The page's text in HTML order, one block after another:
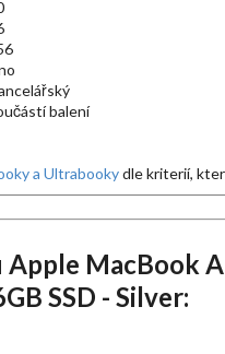
balení
a Ultrabookydle kriterií,
MacBook
SSD - Silver: